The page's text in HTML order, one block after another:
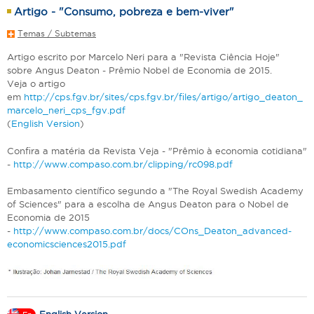
Artigo - "Consumo, pobreza e bem-viver"
Temas / Subtemas
Artigo escrito por Marcelo Neri para a "Revista Ciência Hoje"
sobre Angus Deaton - Prêmio Nobel de Economia de 2015.
Veja o artigo
em http://cps.fgv.br/sites/cps.fgv.br/files/artigo/artigo_deaton_
marcelo_neri_cps_fgv.pdf
(English Version)
Confira a matéria da Revista Veja - "Prêmio à economia cotidiana"
- http://www.compaso.com.br/clipping/rc098.pdf
Embasamento científico segundo a "The Royal Swedish Academy
of Sciences" para a escolha de Angus Deaton para o Nobel de
Economia de 2015
- http://www.compaso.com.br/docs/COns_Deaton_advanced-
economicsciences2015.pdf